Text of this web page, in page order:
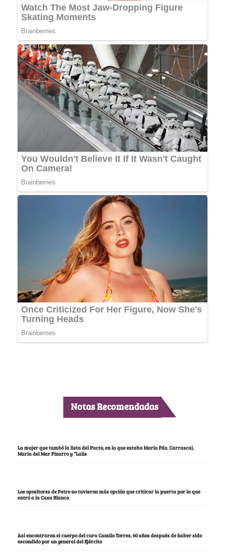
Notas Recomendadas
La mujer que tumbó la lista del Pacto, en la que estaba María Fda. Carrascal,
María del Mar Pizarro y “Lalis
Los opositores de Petro no tuvieron más opción que criticar la puerta por la que
entró a la Casa Blanca
Así encontraron el cuerpo del cura Camilo Torres, 60 años después de haber sido
escondido por un general del Ejército